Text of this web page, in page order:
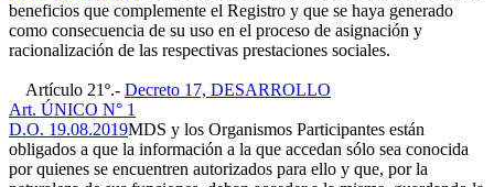
beneficios que complemente el Registro y que se haya generado
como consecuencia de su uso en el proceso de asignación y
racionalización de las respectivas prestaciones sociales.
Artículo 21º.- Decreto 17, DESARROLLO
Art. ÚNICO N° 1
D.O. 19.08.2019MDS y los Organismos Participantes están
obligados a que la información a la que accedan sólo sea conocida
por quienes se encuentren autorizados para ello y que, por la